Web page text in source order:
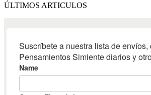
ÚLTIMOS ARTICULOS